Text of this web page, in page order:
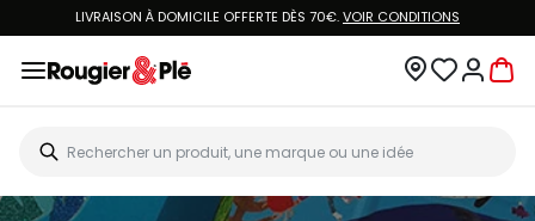
LIVRAISON À DOMICILE OFFERTE DÈS 70€.VOIR CONDITIONS